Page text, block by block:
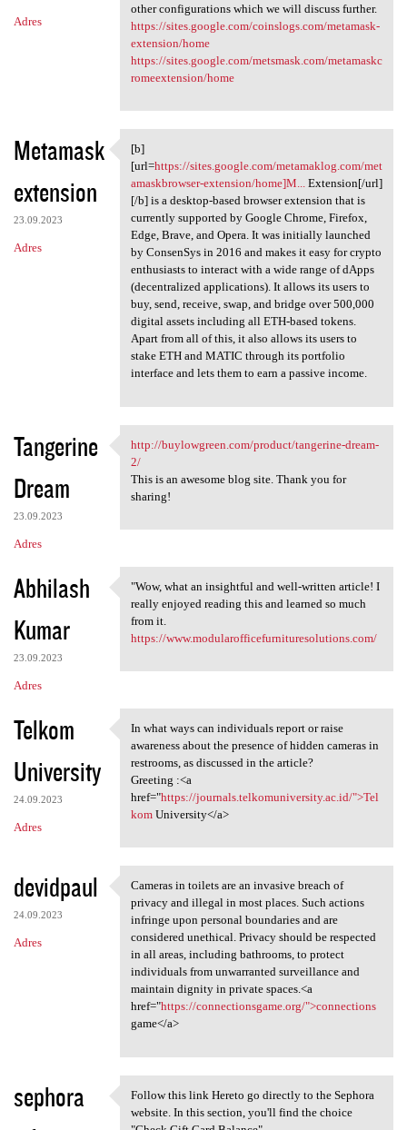
Adres
other configurations which we will discuss further.
https://sites.google.com/coinslogs.com/metamask-
extension/home
https://sites.google.com/metsmask.com/metamaskc
romeextension/home
Metamask
extension
23.09.2023
Adres
[b][url=https://sites.google
[b]
[url=https://sites.google.com/metamaklog.com/met
amaskbrowser-extension/home]M...Extension[/url]
[/b] is a desktop-based browser extension that is
currently supported by Google Chrome, Firefox,
Edge, Brave, and Opera. It was initially launched
by ConsenSys in 2016 and makes it easy for crypto
enthusiasts to interact with a wide range of dApps
(decentralized applications). It allows its users to
buy, send, receive, swap, and bridge over 500,000
digital assets including all ETH-based tokens.
Apart from all of this, it also allows its users to
stake ETH and MATIC through its portfolio
interface and lets them to earn a passive income.
Tangerine
Dream
23.09.2023
Adres
http://buylowgreen.com
http://buylowgreen.com/product/tangerine-dream-
2/
This is an awesome blog site. Thank you for
sharing!
Abhilash
Kumar
23.09.2023
Adres
"Wow, what an insightful and
"Wow, what an insightful and well-written article! I
really enjoyed reading this and learned so much
from it.
https://www.modularofficefurnituresolutions.com/
Telkom
University
24.09.2023
Adres
In what ways can individuals
In what ways can individuals report or raise
awareness about the presence of hidden cameras in
restrooms, as discussed in the article?
Greeting :<a
href="https://journals.telkomuniversity.ac.id/">Tel
komUniversity</a>
devidpaul
24.09.2023
Adres
Cameras in toilets are an
Cameras in toilets are an invasive breach of
privacy and illegal in most places. Such actions
infringe upon personal boundaries and are
considered unethical. Privacy should be respected
in all areas, including bathrooms, to protect
individuals from unwarranted surveillance and
maintain dignity in private spaces.<a
href="https://connectionsgame.org/">connections
game</a>
sephora
Follow this link Hereto go
Follow this link Hereto go directly to the Sephora
website. In this section, you'll find the choice